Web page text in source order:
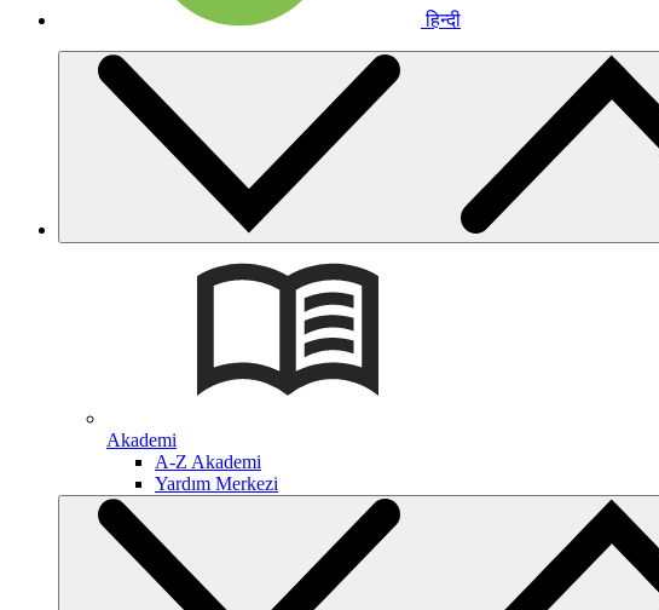
हिन्दी
Akademi
A-Z Akademi
Yardım Merkezi